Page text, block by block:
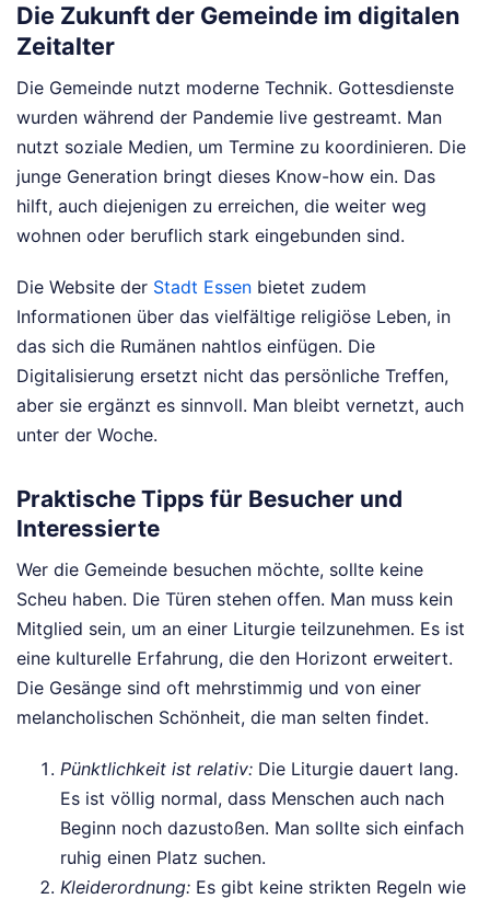
Die Zukunft der Gemeinde im digitalen
Zeitalter
Die Gemeinde nutzt moderne Technik. Gottesdienste
wurden während der Pandemie live gestreamt. Man
nutzt soziale Medien, um Termine zu koordinieren. Die
junge Generation bringt dieses Know-how ein. Das
hilft, auch diejenigen zu erreichen, die weiter weg
wohnen oder beruflich stark eingebunden sind.
Die Website der Stadt Essen bietet zudem
Informationen über das vielfältige religiöse Leben, in
das sich die Rumänen nahtlos einfügen. Die
Digitalisierung ersetzt nicht das persönliche Treffen,
aber sie ergänzt es sinnvoll. Man bleibt vernetzt, auch
unter der Woche.
Praktische Tipps für Besucher und
Interessierte
Wer die Gemeinde besuchen möchte, sollte keine
Scheu haben. Die Türen stehen offen. Man muss kein
Mitglied sein, um an einer Liturgie teilzunehmen. Es ist
eine kulturelle Erfahrung, die den Horizont erweitert.
Die Gesänge sind oft mehrstimmig und von einer
melancholischen Schönheit, die man selten findet.
Pünktlichkeit ist relativ: Die Liturgie dauert lang.
Es ist völlig normal, dass Menschen auch nach
Beginn noch dazustoßen. Man sollte sich einfach
ruhig einen Platz suchen.
Kleiderordnung: Es gibt keine strikten Regeln wie